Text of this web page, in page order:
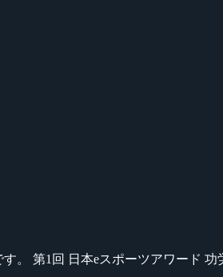
。 第1回 日本eスポーツアワード 功